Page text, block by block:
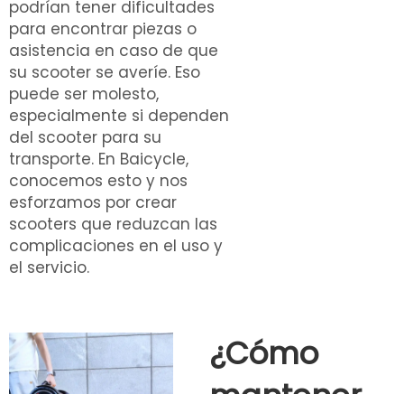
podrían tener dificultades
para encontrar piezas o
asistencia en caso de que
su scooter se averíe. Eso
puede ser molesto,
especialmente si dependen
del scooter para su
transporte. En Baicycle,
conocemos esto y nos
esforzamos por crear
scooters que reduzcan las
complicaciones en el uso y
el servicio.
¿Cómo